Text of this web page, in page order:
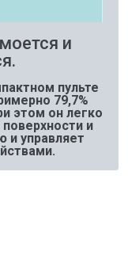
и
пульте
79,7%
этом он легко
и
и управляет